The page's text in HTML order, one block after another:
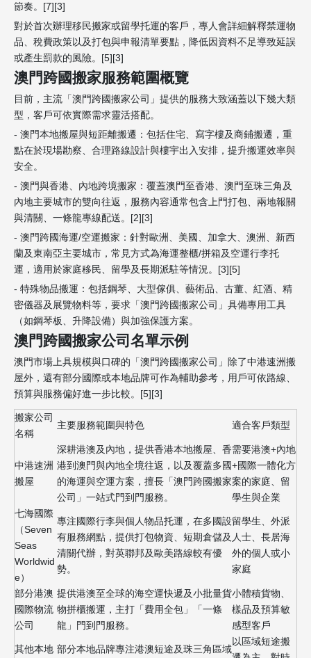
節奏。[7][3]
對於首次辦理移民搬家或留學托運的客戶，專人會詳細解釋禁運物
品、稅費政策以及打包與申報清單要點，降低因資料不足導致延誤
或產生罰款的風險。[5][3]
澳門跨國搬家服務範圍概覽
目前，主流「澳門跨國搬家公司」提供的服務大致涵蓋以下幾大類
型，客戶可依實際需求靈活搭配。
- 澳門本地搬屋與短距離搬遷：包括住宅、寫字樓及商鋪搬遷，重
點在於現場勘察、合理路線設計與樓宇出入安排，提升搬運效率與
安全。
- 澳門與香港、內地跨境搬家：覆蓋澳門至香港、澳門至珠三角及
內地主要城市的雙向往返，服務內容通常包含上門打包、兩地報關
與清關、一條龍專線配送。[2][3]
- 澳門跨國海運/空運搬家：針對歐洲、美國、加拿大、澳洲、新西
蘭及東南亞主要城市，常見方式為海運整櫃/拼箱及空運行李托
運，適用於家庭移民、留學及長期派駐等情況。[3][5]
- 特殊物品搬運：包括鋼琴、大型傢俱、藝術品、古董、紅酒、精
密儀器及展覽物料等，要求「澳門跨國搬家公司」具備專用工具
（如鋼琴板、升降設備）與加強保護方案。
澳門跨國搬家公司名單示例
澳門市場上具規模與口碑的「澳門跨國搬家公司」除了中港速洲搬
屋外，還有部分國際或本地品牌可作為輔助參考，用戶可依路線、
預算與服務偏好進一步比較。[5][3]
搬家公司
名稱
主要服務範圍與特色 適合客戶類型
中港速洲
搬屋
深耕港澳及內地，提供香港本地搬屋、香
港到澳門與內地全境往返，以及覆蓋多國
的海運與空運方案，擅長「澳門跨國搬家
公司」一站式門到門服務。
需要港澳+內地
+國際一體化方
案的家庭、留
學生與企業
七海國際
（Seven
Seas
Worldwid
e）
專注國際行李與個人物品托運，在多國設
有服務網點，提供打包物資、短期倉儲及
清關代辦，對英聯邦及歐美路線較有優
勢。
留學生、外派
人士、長居海
外的個人或小
家庭
部分港澳
國際物流
公司
提供港澳至全球的海空運快遞及小批量貨
物拼櫃搬運，主打「費用全包」「一條
龍」門到門服務。
小體積貨物、
樣品及預算敏
感型客戶
其他本地 部分本地品牌專注港澳短途及珠三角區域
以區域短途搬